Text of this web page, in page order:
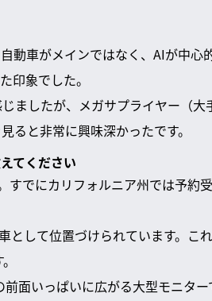
動車がメインではなく、AIが中心
印象でした。
ましたが、メガサプライヤー（大
ると非常に興味深かったです。
てください
すでにカリフォルニア州では予約
して位置づけられています。こ
面いっぱいに広がる大型モニター